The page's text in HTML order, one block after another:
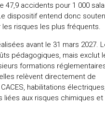
47,9 accidents pour 1 000
dispositif entend donc
risques les plus fréquents.
avant le 31 mars 2027.
pédagogiques, mais exclut
formations
relèvent directement de
habilitations
liées aux risques chimiques et